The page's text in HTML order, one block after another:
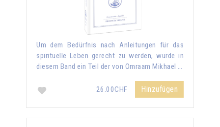
Um dem Bedürfnis nach Anleitungen für das
spirituelle Leben gerecht zu werden, wurde in
diesem Band ein Teil der von Omraam Mikhael …
26.00CHF Hinzufügen